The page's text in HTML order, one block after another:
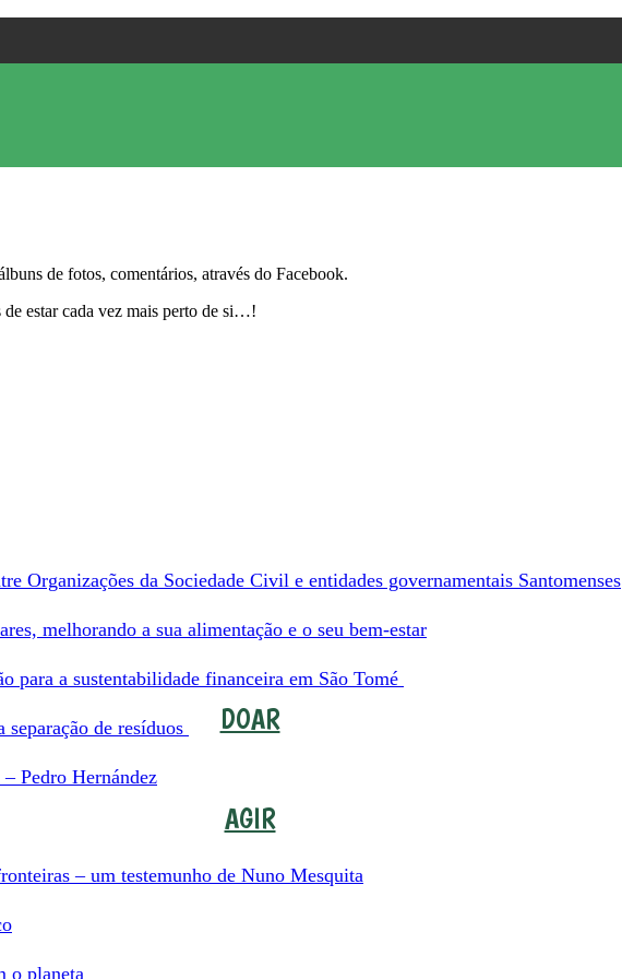
DOAR
AGIR
de fotos, comentários, através do Facebook.
de estar cada vez mais perto de si…!
Organizações da Sociedade Civil e entidades governamentais Santomenses
melhorando a sua alimentação e o seu bem-estar
para a sustentabilidade financeira em São Tomé
de resíduos
Pedro Hernández
– um testemunho de Nuno Mesquita
o planeta